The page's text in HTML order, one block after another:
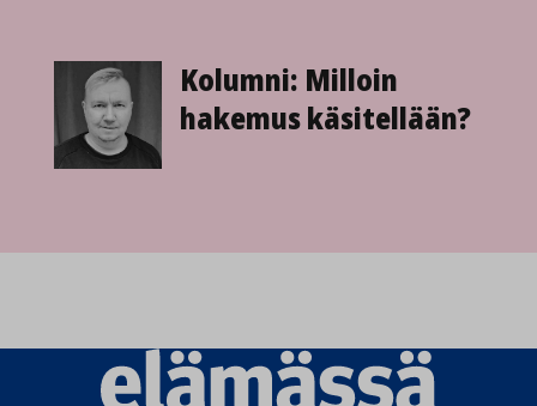
Kolumni: Milloin
hakemus käsitellään?
Elämässä